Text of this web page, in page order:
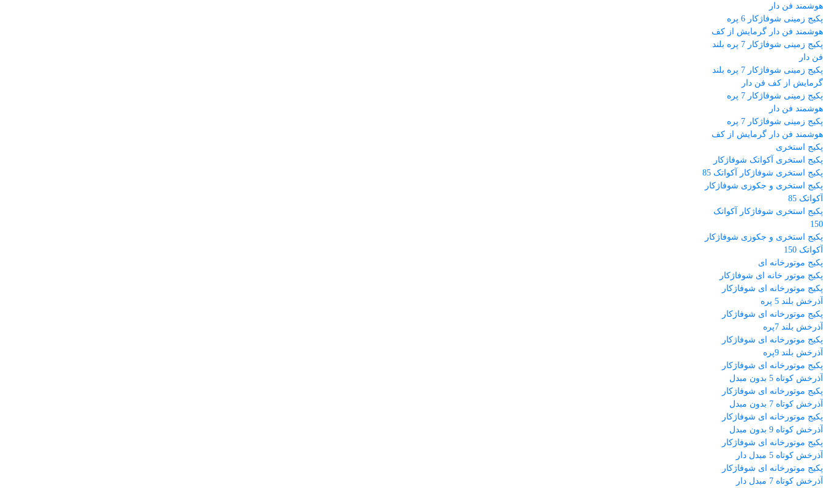
هوشمند فن دار
پکیج زمینی شوفاژکار 6 پره
هوشمند فن دار گرمایش از کف
پکیج زمینی شوفاژکار 7 پره بلند
فن دار
پکیج زمینی شوفاژکار 7 پره بلند
گرمایش از کف فن دار
پکیج زمینی شوفاژکار 7 پره
هوشمند فن دار
پکیج زمینی شوفاژکار 7 پره
هوشمند فن دار گرمایش از کف
پکیج استخری
پکیج استخری آکواتک شوفاژکار
پکیج استخری شوفاژکار آکواتک 85
پکیج استخری و جکوزی شوفاژکار
آکواتک 85
پکیج استخری شوفاژکار آکواتک
150
پکیج استخری و جکوزی شوفاژکار
آکواتک 150
پکیج موتورخانه ای
پکیج موتور خانه ای شوفاژکار
پکیج موتورخانه ای شوفاژکار
آذرخش بلند 5 پره
پکیج موتورخانه ای شوفاژکار
آذرخش بلند 7پره
پکیج موتورخانه ای شوفاژکار
آذرخش بلند 9پره
پکیج موتورخانه ای شوفاژکار
آذرخش کوتاه 5 بدون مبدل
پکیج موتورخانه ای شوفاژکار
آذرخش کوتاه 7 بدون مبدل
پکیج موتورخانه ای شوفاژکار
آذرخش کوتاه 9 بدون مبدل
پکیج موتورخانه ای شوفاژکار
آذرخش کوتاه 5 مبدل دار
پکیج موتورخانه ای شوفاژکار
آذرخش کوتاه 7 مبدل دار